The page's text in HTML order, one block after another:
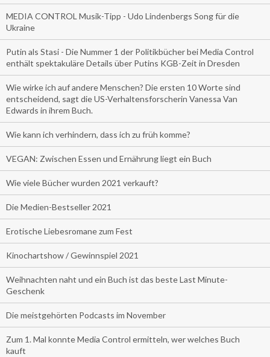
MEDIA CONTROL Musik-Tipp - Udo Lindenbergs Song für die
Ukraine
Putin als Stasi - Die Nummer 1 der Politikbücher bei Media Control
enthält spektakuläre Details über Putins KGB-Zeit in Dresden
Wie wirke ich auf andere Menschen? Die ersten 10 Worte sind
entscheidend, sagt die US-Verhaltensforscherin Vanessa Van
Edwards in ihrem Buch.
Wie kann ich verhindern, dass ich zu früh komme?
VEGAN: Zwischen Essen und Ernährung liegt ein Buch
Wie viele Bücher wurden 2021 verkauft?
Die Medien-Bestseller 2021
Erotische Liebesromane zum Fest
Kinochartshow / Gewinnspiel 2021
Weihnachten naht und ein Buch ist das beste Last Minute-
Geschenk
Die meistgehörten Podcasts im November
Zum 1. Mal konnte Media Control ermitteln, wer welches Buch
kauft